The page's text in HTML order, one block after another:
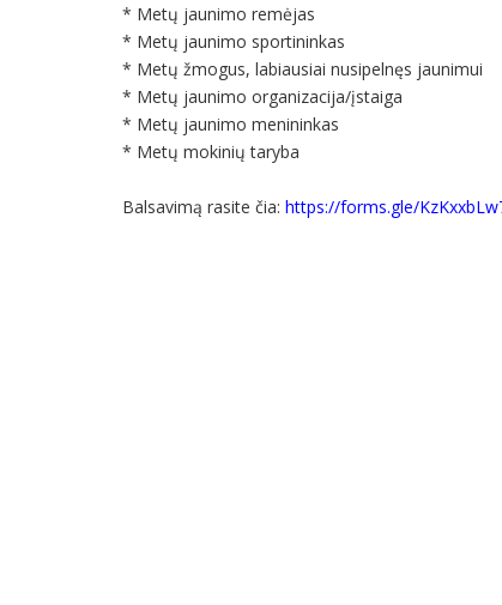
* Metų jaunimo remėjas
* Metų jaunimo sportininkas
* Metų žmogus, labiausiai nusipelnęs jaunimui
* Metų jaunimo organizacija/įstaiga
* Metų jaunimo menininkas
* Metų mokinių taryba
Balsavimą rasite čia: https://forms.gle/